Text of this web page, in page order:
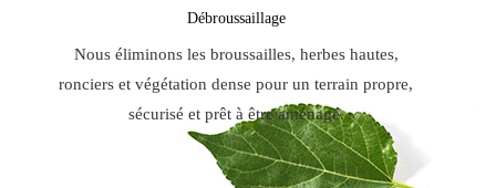
Débroussaillage
Nous éliminons les broussailles, herbes hautes,
ronciers et végétation dense pour un terrain propre,
sécurisé et prêt à être aménagé.